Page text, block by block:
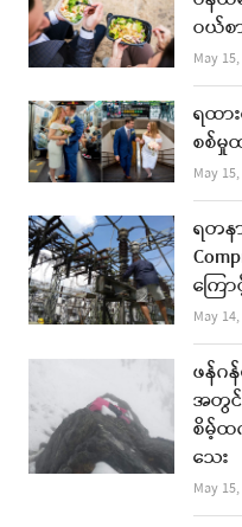
ဝယ်စ
May
ရထာ
စစ်မှု
May
ရတန
ကြေ
May
ဖန်ဂ
အတွင်
စိမ့်ထ
သေး
May